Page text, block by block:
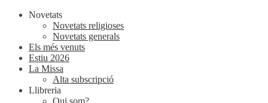
Novetats
Novetats religioses
Novetats generals
Els més venuts
Estiu 2026
La Missa
Alta subscripció
Llibreria
Qui som?